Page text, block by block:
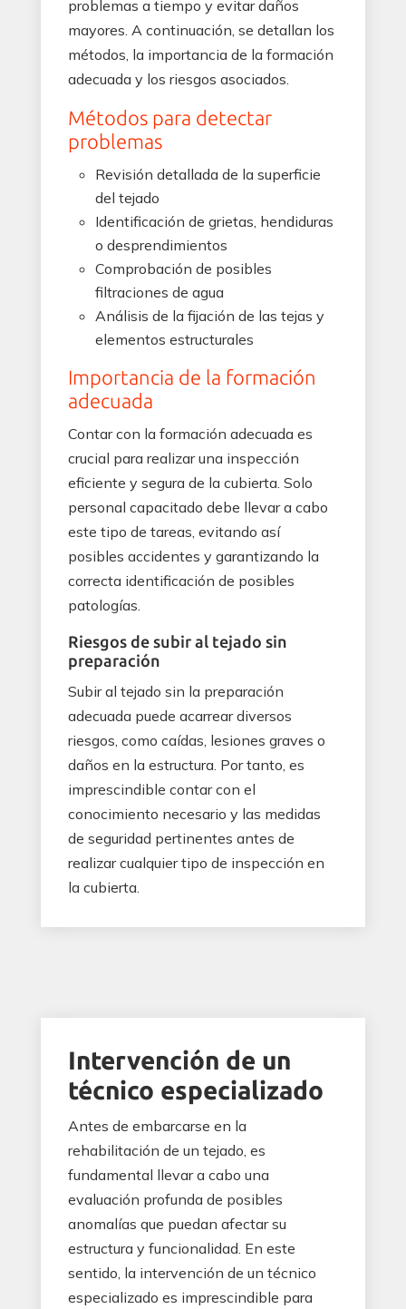
problemas a tiempo y evitar daños
mayores. A continuación, se detallan los
métodos, la importancia de la formación
adecuada y los riesgos asociados.
Métodos para detectar
problemas
Revisión detallada de la superficie
del tejado
Identificación de grietas, hendiduras
o desprendimientos
Comprobación de posibles
filtraciones de agua
Análisis de la fijación de las tejas y
elementos estructurales
Importancia de la formación
adecuada
Contar con la formación adecuada es
crucial para realizar una inspección
eficiente y segura de la cubierta. Solo
personal capacitado debe llevar a cabo
este tipo de tareas, evitando así
posibles accidentes y garantizando la
correcta identificación de posibles
patologías.
Riesgos de subir al tejado sin
preparación
Subir al tejado sin la preparación
adecuada puede acarrear diversos
riesgos, como caídas, lesiones graves o
daños en la estructura. Por tanto, es
imprescindible contar con el
conocimiento necesario y las medidas
de seguridad pertinentes antes de
realizar cualquier tipo de inspección en
la cubierta.
Intervención de un
técnico especializado
Antes de embarcarse en la
rehabilitación de un tejado, es
fundamental llevar a cabo una
evaluación profunda de posibles
anomalías que puedan afectar su
estructura y funcionalidad. En este
sentido, la intervención de un técnico
especializado es imprescindible para